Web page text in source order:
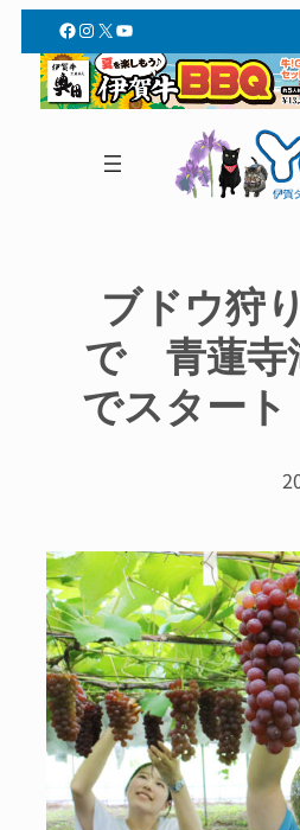
Facebook
Instagram
X YouTube
ブドウ狩
で 青蓮寺
でスター